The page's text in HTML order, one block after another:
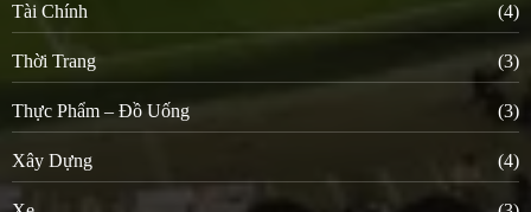
Tài Chính (4)
Thời Trang (3)
Thực Phẩm – Đồ Uống (3)
Xây Dựng (4)